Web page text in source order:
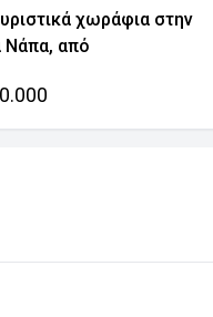
χωράφια στην
Νάπα, από